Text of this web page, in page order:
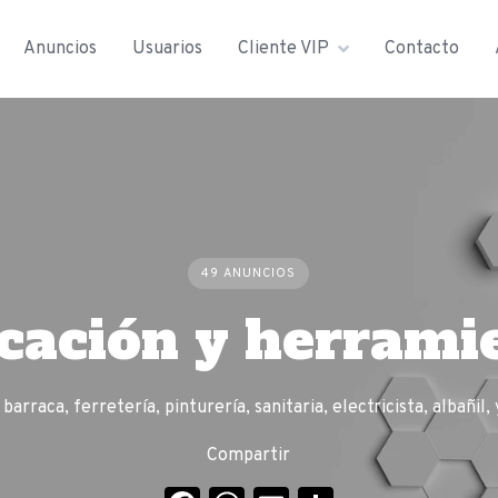
Anuncios Usuarios Cliente VIP Contacto
49 ANUNCIOS
y
barraca, ferretería, pinturería, sanitaria, electricista, albañil,
Compartir